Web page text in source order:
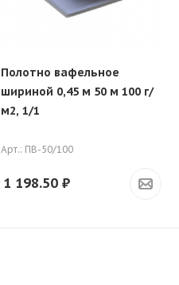
Полотно вафельное
шириной 0,45 м 50 м 100 г/
м2, 1/1
Арт.: ПВ-50/100
1 198.50₽